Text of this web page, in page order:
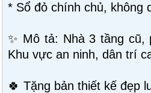
* Sổ đỏ chính chủ, không
✨ Mô tả: Nhà 3 tầng
Khu vực an ninh, dân trí
🍀 Tặng bản thiết kế đẹp